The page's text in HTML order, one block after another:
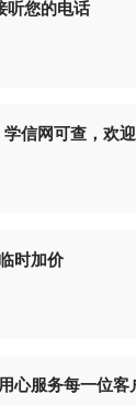
听您的电话
信网可查，欢
时加价
心服务每一位客